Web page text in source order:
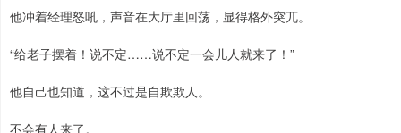
他冲着经理怒吼，声音在大厅里回荡，显得格外突兀。
“给老子摆着！说不定……说不定一会儿人就来了！”
他自己也知道，这不过是自欺欺人。
不会有人来了。